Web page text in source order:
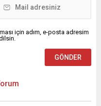
için adım, e-posta adresim